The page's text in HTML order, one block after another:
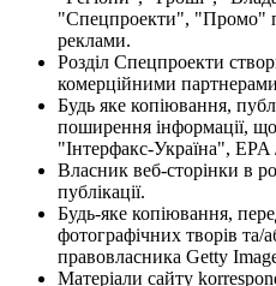
"Спецпроекти", "Промо"
реклами.
Розділ Спецпроекти
комерційними
Будь яке копіювання,
поширення інформації,
"Інтерфакс-Україна",
Власник веб-сторінки в
публікації.
Будь-яке копіювання,
фотографічних творів та/
правовласника Getty
Матеріали сайту